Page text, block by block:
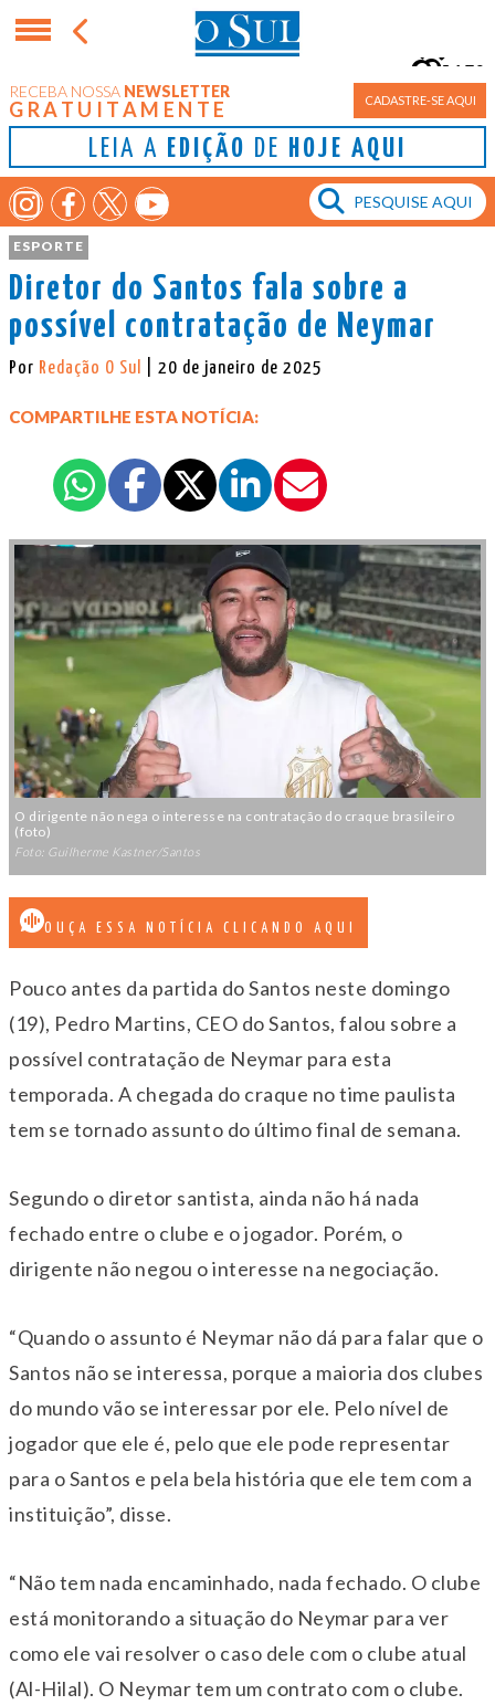
RECEBA NOSSA NEWSLETTER
GRATUITAMENTE CADASTRE-SE AQUI
LEIA A EDIÇÃO DE HOJE AQUI
Porto Alegre
15°
ESPORTE
Diretor do Santos fala sobre a
possível contratação de Neymar
Por Redação O Sul | 20 de janeiro de 2025
COMPARTILHE ESTA NOTÍCIA:
O dirigente não nega o interesse na contratação do craque brasileiro
(foto)
Foto: Guilherme Kastner/Santos
OUÇA ESSA NOTÍCIA CLICANDO AQUI
Pouco antes da partida do Santos neste domingo
(19), Pedro Martins, CEO do Santos, falou sobre a
possível contratação de Neymar para esta
temporada. A chegada do craque no time paulista
tem se tornado assunto do último final de semana.
Segundo o diretor santista, ainda não há nada
fechado entre o clube e o jogador. Porém, o
dirigente não negou o interesse na negociação.
“Quando o assunto é Neymar não dá para falar que o
Santos não se interessa, porque a maioria dos clubes
do mundo vão se interessar por ele. Pelo nível de
jogador que ele é, pelo que ele pode representar
para o Santos e pela bela história que ele tem com a
instituição”, disse.
“Não tem nada encaminhado, nada fechado. O clube
está monitorando a situação do Neymar para ver
como ele vai resolver o caso dele com o clube atual
(Al-Hilal). O Neymar tem um contrato com o clube.